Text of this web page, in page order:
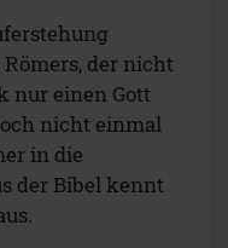
der nicht
nur einen Gott
nicht einmal
in die
der Bibel kennt